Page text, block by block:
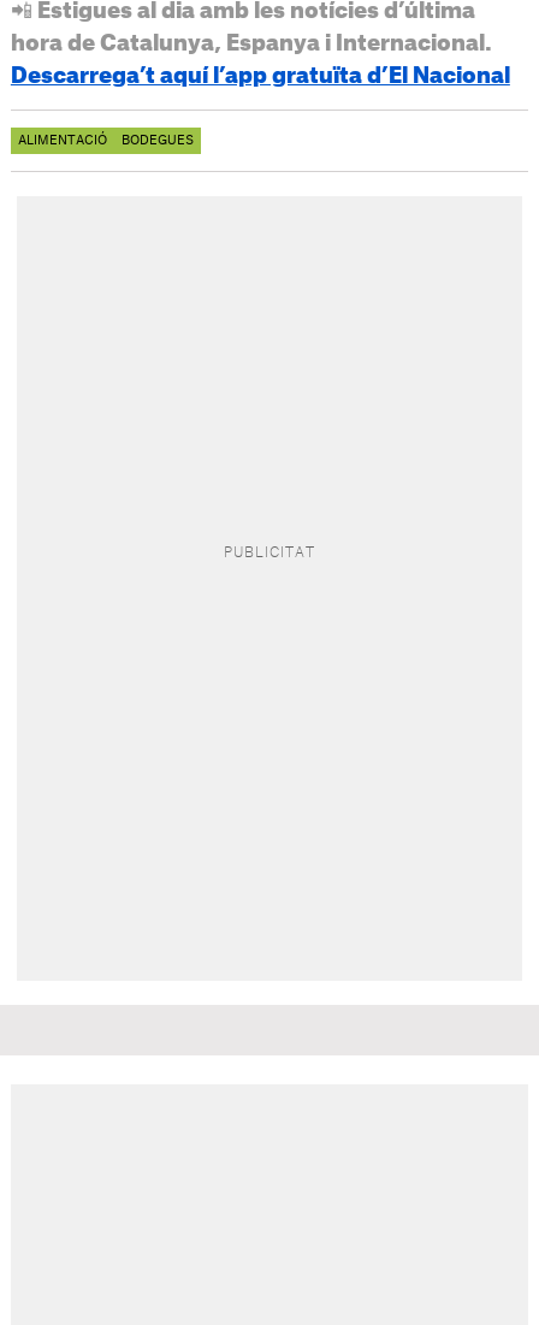
📲 Estigues al dia amb les notícies d’última
hora de Catalunya, Espanya i Internacional.
Descarrega’t aquí l’app gratuïta d’El Nacional
ALIMENTACIÓ BODEGUES